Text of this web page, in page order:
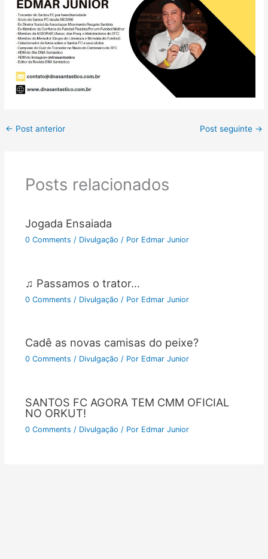
← Post anterior Post seguinte →
Posts relacionados
Jogada Ensaiada
0 Comments / Divulgação / Por Edmar Junior
♫ Passamos o trator…
0 Comments / Divulgação / Por Edmar Junior
Cadê as novas camisas do peixe?
0 Comments / Divulgação / Por Edmar Junior
SANTOS FC AGORA TEM CMM OFICIAL
NO ORKUT!
0 Comments / Divulgação / Por Edmar Junior